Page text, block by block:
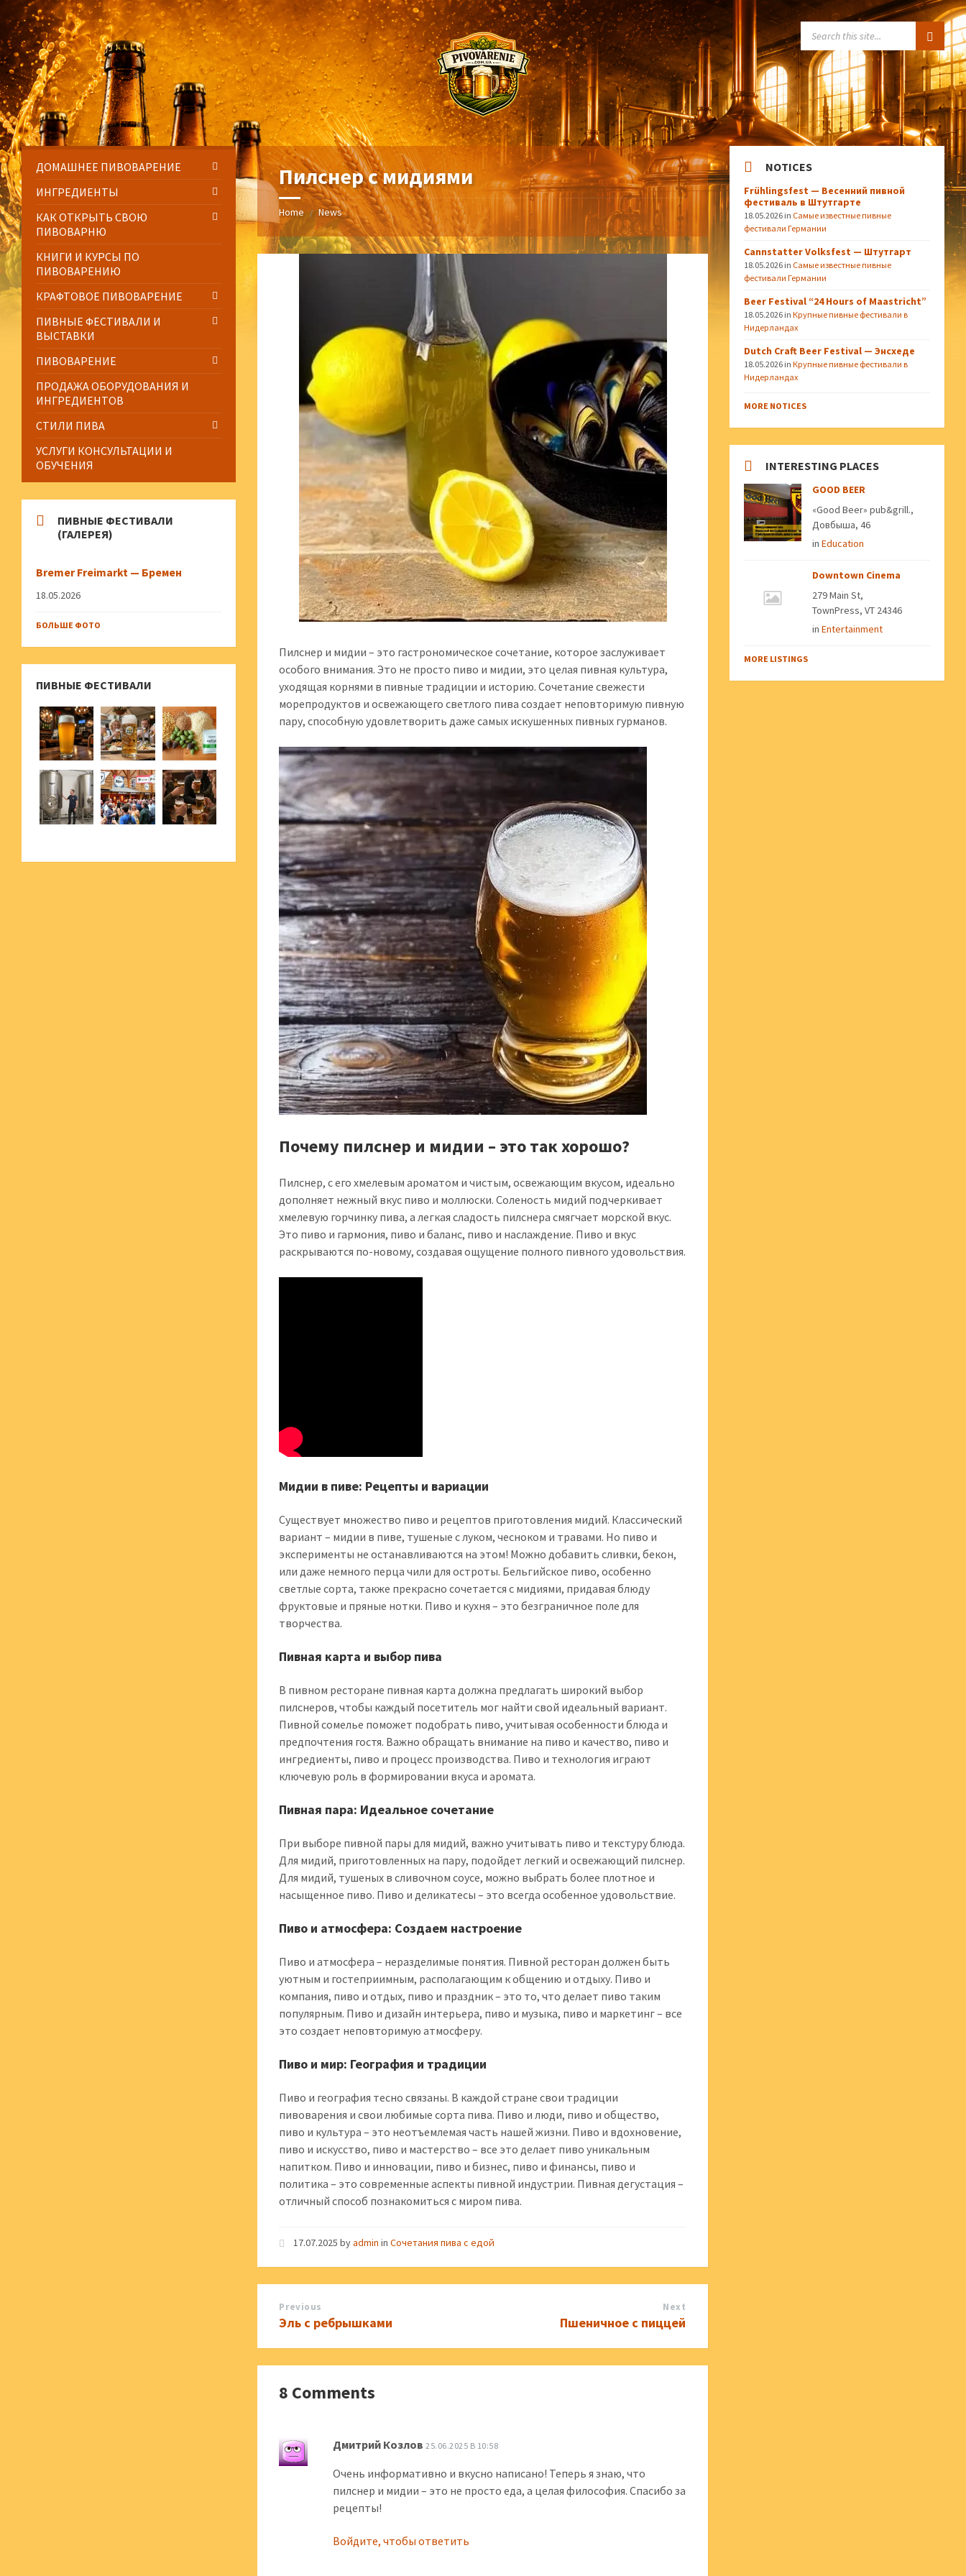
to
content
to
left
sidebar
to
right
sidebar
to
footer
Пилснер с мидиями
Home / News
Пилснер и мидии – это гастрономическое сочетание, которое заслуживает
особого внимания. Это не просто пиво и мидии, это целая пивная культура,
уходящая корнями в пивные традиции и историю. Сочетание свежести
морепродуктов и освежающего светлого пива создает неповторимую пивную
пару, способную удовлетворить даже самых искушенных пивных гурманов.
Почему пилснер и мидии – это так хорошо?
Пилснер, с его хмелевым ароматом и чистым, освежающим вкусом, идеально
дополняет нежный вкус пиво и моллюски. Соленость мидий подчеркивает
хмелевую горчинку пива, а легкая сладость пилснера смягчает морской вкус.
Это пиво и гармония, пиво и баланс, пиво и наслаждение. Пиво и вкус
раскрываются по-новому, создавая ощущение полного пивного удовольствия.
Мидии в пиве: Рецепты и вариации
Существует множество пиво и рецептов приготовления мидий. Классический
вариант – мидии в пиве, тушеные с луком, чесноком и травами. Но пиво и
эксперименты не останавливаются на этом! Можно добавить сливки, бекон,
или даже немного перца чили для остроты. Бельгийское пиво, особенно
светлые сорта, также прекрасно сочетается с мидиями, придавая блюду
фруктовые и пряные нотки. Пиво и кухня – это безграничное поле для
творчества.
Пивная карта и выбор пива
В пивном ресторане пивная карта должна предлагать широкий выбор
пилснеров, чтобы каждый посетитель мог найти свой идеальный вариант.
Пивной сомелье поможет подобрать пиво, учитывая особенности блюда и
предпочтения гостя. Важно обращать внимание на пиво и качество, пиво и
ингредиенты, пиво и процесс производства. Пиво и технология играют
ключевую роль в формировании вкуса и аромата.
Пивная пара: Идеальное сочетание
При выборе пивной пары для мидий, важно учитывать пиво и текстуру блюда.
Для мидий, приготовленных на пару, подойдет легкий и освежающий пилснер.
Для мидий, тушеных в сливочном соусе, можно выбрать более плотное и
насыщенное пиво. Пиво и деликатесы – это всегда особенное удовольствие.
Пиво и атмосфера: Создаем настроение
Пиво и атмосфера – неразделимые понятия. Пивной ресторан должен быть
уютным и гостеприимным, располагающим к общению и отдыху. Пиво и
компания, пиво и отдых, пиво и праздник – это то, что делает пиво таким
популярным. Пиво и дизайн интерьера, пиво и музыка, пиво и маркетинг – все
это создает неповторимую атмосферу.
Пиво и мир: География и традиции
Пиво и география тесно связаны. В каждой стране свои традиции
пивоварения и свои любимые сорта пива. Пиво и люди, пиво и общество,
пиво и культура – это неотъемлемая часть нашей жизни. Пиво и вдохновение,
пиво и искусство, пиво и мастерство – все это делает пиво уникальным
напитком. Пиво и инновации, пиво и бизнес, пиво и финансы, пиво и
политика – это современные аспекты пивной индустрии. Пивная дегустация –
отличный способ познакомиться с миром пива.
17.07.2025byadmin inСочетания пива с едой
Previous
Эль с ребрышками
Next
Пшеничное с пиццей
8 Comments
Дмитрий Козлов 25.06.2025 В 10:58
Очень информативно и вкусно написано! Теперь я знаю, что
пилснер и мидии – это не просто еда, а целая философия. Спасибо за
рецепты!
Войдите, чтобы ответить
ДОМАШНЕЕ ПИВОВАРЕНИЕ
ИНГРЕДИЕНТЫ
КАК ОТКРЫТЬ СВОЮ
ПИВОВАРНЮ
КНИГИ И КУРСЫ ПО
ПИВОВАРЕНИЮ
КРАФТОВОЕ ПИВОВАРЕНИЕ
ПИВНЫЕ ФЕСТИВАЛИ И
ВЫСТАВКИ
ПИВОВАРЕНИЕ
ПРОДАЖА ОБОРУДОВАНИЯ И
ИНГРЕДИЕНТОВ
СТИЛИ ПИВА
УСЛУГИ КОНСУЛЬТАЦИИ И
ОБУЧЕНИЯ
ПИВНЫЕ ФЕСТИВАЛИ
(ГАЛЕРЕЯ)
Bremer Freimarkt — Бремен
18.05.2026
БОЛЬШЕ ФОТО
ПИВНЫЕ ФЕСТИВАЛИ
NOTICES
Frühlingsfest — Весенний пивной
фестиваль в Штутгарте
18.05.2026 in Самые известные пивные
фестивали Германии
Cannstatter Volksfest — Штутгарт
18.05.2026 in Самые известные пивные
фестивали Германии
Beer Festival “24 Hours of Maastricht”
18.05.2026 inКрупные пивные фестивали в
Нидерландах
Dutch Craft Beer Festival — Энсхеде
18.05.2026 inКрупные пивные фестивали в
Нидерландах
MORE NOTICES
INTERESTING PLACES
GOOD BEER
«Good Beer» pub&grill.,
Довбыша, 46
inEducation
Downtown Cinema
279 Main St,
TownPress, VT 24346
inEntertainment
MORE LISTINGS